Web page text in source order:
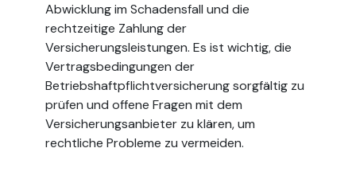
Abwicklung im Schadensfall und die
rechtzeitige Zahlung der
Versicherungsleistungen. Es ist wichtig, die
Vertragsbedingungen der
Betriebshaftpflichtversicherung sorgfältig zu
prüfen und offene Fragen mit dem
Versicherungsanbieter zu klären, um
rechtliche Probleme zu vermeiden.